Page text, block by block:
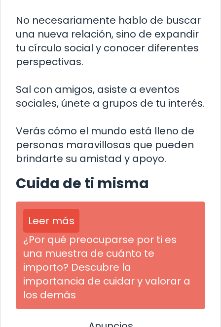
No necesariamente hablo de buscar
una nueva relación, sino de expandir
tu círculo social y conocer diferentes
perspectivas.
Sal con amigos, asiste a eventos
sociales, únete a grupos de tu interés.
Verás cómo el mundo está lleno de
personas maravillosas que pueden
brindarte su amistad y apoyo.
Cuida de ti misma
Leer más
¿Por qué preocuparse por ti es
una muestra de cuánto te
importo? Descubre la
importancia de cuidar y valorar a
los demás